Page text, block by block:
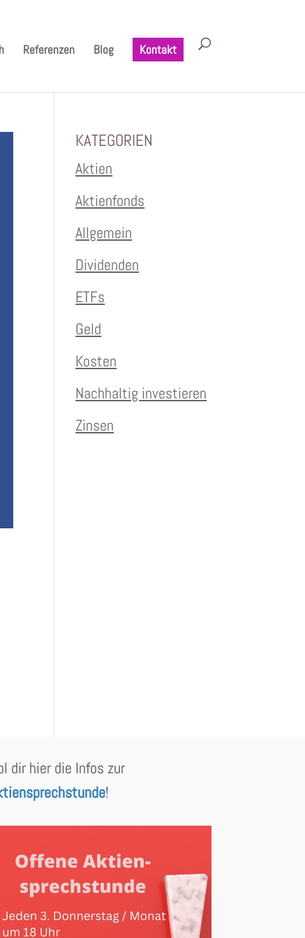
Referenzen Blog Kontakt
KATEGORIEN
Aktien
Aktienfonds
Allgemein
Dividenden
ETFs
Geld
Kosten
Nachhaltig investieren
Zinsen
dir hier die Infos zur
!